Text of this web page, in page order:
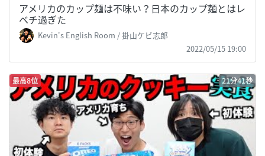
アメリカのカップ麺は不味い？日本のカップ麺とはレ
ベチ過ぎた
Kevin's English Room / 掛山ケビ志郎
2022/05/15 19:00
最高8位 21分41秒